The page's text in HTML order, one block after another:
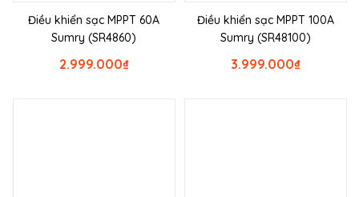
Điều khiển sạc MPPT 60A
Sumry (SR4860)
₫
2.999.000
Điều khiển sạc MPPT 100A
Sumry (SR48100)
₫
3.999.000